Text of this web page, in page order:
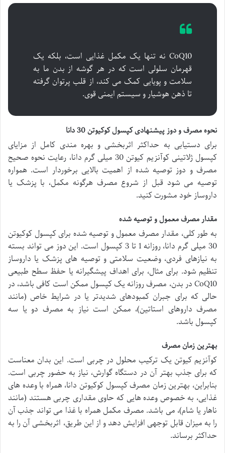
CoQ10 نه تنها یک مکمل غذایی است، بلکه یک
قهرمان سلولی است که در هر گوشه از بدن ما به
سلامت و پویایی کمک می کند، از قلب پرتوان گرفته
تا ذهن هوشیار و سیستم ایمنی قوی.
نحوه مصرف و دوز پیشنهادی کپسول کوکیوتن 30 دانا
برای دستیابی به حداکثر اثربخشی و بهره مندی کامل از مزایای
کپسول ژلاتینی کوآنزیم کیوتن 30 میلی گرم دانا، رعایت نحوه صحیح
مصرف و دوز توصیه شده از اهمیت بالایی برخوردار است. همواره
توصیه می شود قبل از شروع مصرف هرگونه مکمل، با پزشک یا
داروساز خود مشورت کنید.
مقدار مصرف معمول و توصیه شده
به طور کلی، مقدار مصرف معمول و توصیه شده برای کپسول کوکیوتن
30 میلی گرم دانا، روزانه 1 تا 3 کپسول است. این دوز می تواند بسته
به نیازهای فردی، وضعیت سلامتی و توصیه های پزشک یا داروساز
تنظیم شود. برای مثال، برای اهداف پیشگیرانه یا حفظ سطح طبیعی
CoQ10 در بدن، مصرف روزانه یک کپسول ممکن است کافی باشد، در
حالی که برای جبران کمبودهای شدیدتر یا در شرایط خاص (مانند
مصرف داروهای استاتین)، ممکن است نیاز به مصرف دو یا سه
کپسول باشد.
بهترین زمان مصرف
کوآنزیم کیوتن یک ترکیب محلول در چربی است. این بدان معناست
که برای جذب بهتر آن در دستگاه گوارش، نیاز به حضور چربی است.
بنابراین، بهترین زمان مصرف کپسول کوکیوتن دانا، همراه با وعده های
غذایی، به خصوص وعده هایی که حاوی مقداری چربی هستند (مانند
ناهار یا شام)، می باشد. مصرف مکمل همراه با غذا می تواند جذب آن
را به میزان قابل توجهی افزایش دهد و از این طریق، اثربخشی آن را به
حداکثر برساند.